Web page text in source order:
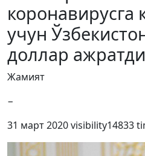
учун
доллар ажратди
Жамият
−
31 март 2020visibility14833